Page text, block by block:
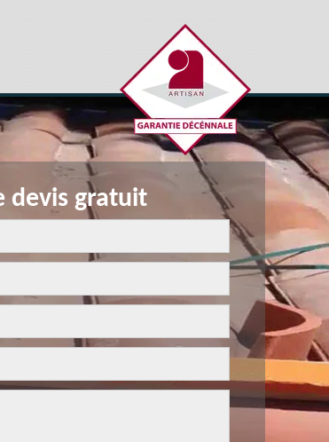
devis gratuit